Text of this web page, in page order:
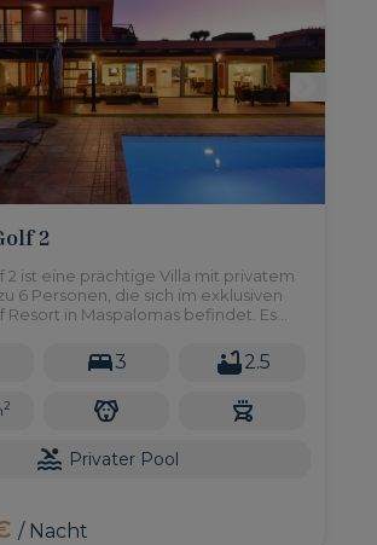
2
2 ist eine prächtige Villa mit privatem
6 Personen, die sich im exklusiven
Resort in Maspalomas befindet. Es
Sie für ein unschlagbares
brauchen.3 2.5
2
Privater Pool
/ Nacht